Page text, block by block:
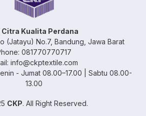
Citra Kualita Perdana
(Jatayu) No.7, Bandung, Jawa Barat
081770770717
info@ckptextile.com
- Jumat 08.00–17.00 | Sabtu 08.00-
13.00
CKP. All Right Reserved.